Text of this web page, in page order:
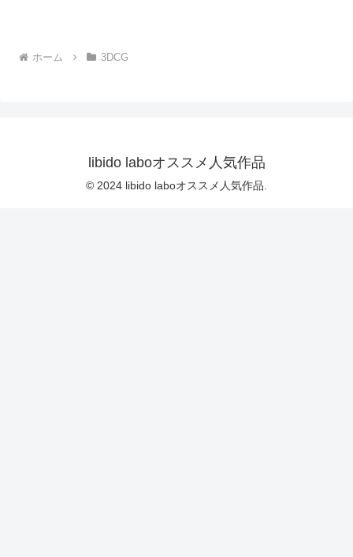
d_700922
ホーム 3DCG
libido laboオススメ人気作品
© 2024 libido laboオススメ人気作品.